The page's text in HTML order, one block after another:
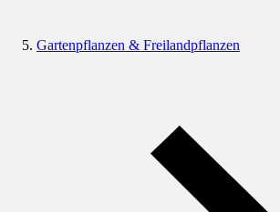
Gartenpflanzen & Freilandpflanzen